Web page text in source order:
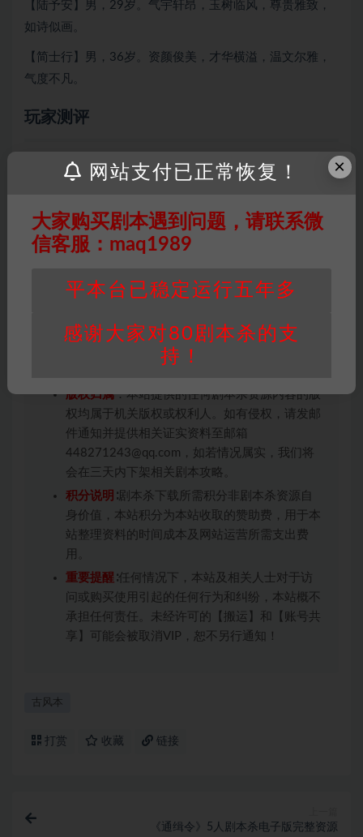
【陆予安】男，29岁。气宇轩昂，玉树临风，尊贵雅致，
如诗似画。
【简士行】男，36岁。资颜俊美，才华横溢，温文尔雅，
气度不凡。
玩家测评
因百度网盘限制，链接有失效的风险，如遇到无
效链接请联系客服补发！！！网盘不限速下载神
免责声明： 本站所有剧本杀资源均为网友分享
用于商业用途!任何人访问、浏览本站，购买或
未购买，即代表已阅读本声明，理解并同意受本
版权归属：本站提供的任何剧本杀资源内容的版
权均属于机关版权或权利人。如有侵权，请发邮
件通知并提供相关证实资料至邮箱
448271243@qq.com，如若情况属实，我们将
会在三天内下架相关剧本攻略。
积分说明 ∶剧本杀下载所需积分非剧本杀资源自
身价值，本站积分为本站收取的赞助费，用于本
站整理资料的时间成本及网站运营所需支出费
用。
重要提醒 ∶任何情况下，本站及相关人士对于访
问或购买使用引起的任何行为和纠纷，本站概不
承担任何责任。未经许可的【搬运】和【账号共
享】可能会被取消VIP，恕不另行通知！
古风本
打赏 收藏 链接
《通缉令》5人剧本杀电子版完整资源
×
网站支付已正常恢复！
大家购买剧本遇到问题，请联系微
信客服：maq1989
平本台已稳定运行五年多
感谢大家对80剧本杀的支
持！